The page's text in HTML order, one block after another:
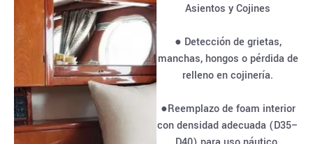
Asientos y Cojines
● Detección de grietas,
manchas, hongos o pérdida de
relleno en cojinería.
●Reemplazo de foam interior
con densidad adecuada (D35–